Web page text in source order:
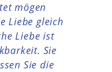
mögen
Liebe gleich
Liebe ist
Sie
Sie die